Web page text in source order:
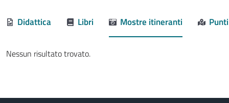
Didattica Libri Mostre itineranti
Nessun risultato trovato.